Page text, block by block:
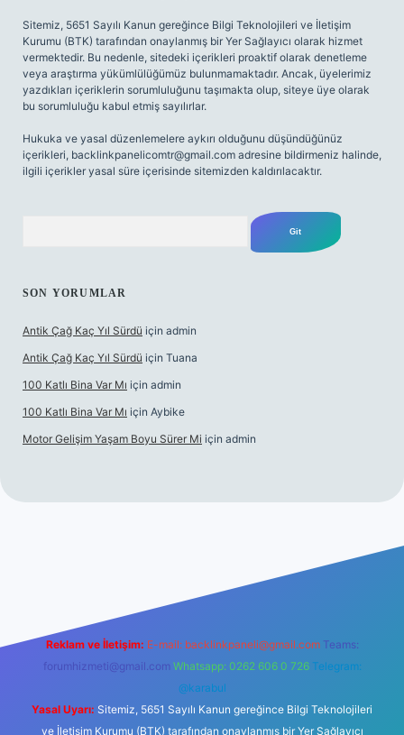
Sitemiz, 5651 Sayılı Kanun gereğince Bilgi Teknolojileri ve İletişim
Kurumu (BTK) tarafından onaylanmış bir Yer Sağlayıcı olarak hizmet
vermektedir. Bu nedenle, sitedeki içerikleri proaktif olarak denetleme
veya araştırma yükümlülüğümüz bulunmamaktadır. Ancak, üyelerimiz
yazdıkları içeriklerin sorumluluğunu taşımakta olup, siteye üye olarak
bu sorumluluğu kabul etmiş sayılırlar.
Hukuka ve yasal düzenlemelere aykırı olduğunu düşündüğünüz
içerikleri, backlinkpanelicomtr@gmail.com adresine bildirmeniz halinde,
ilgili içerikler yasal süre içerisinde sitemizden kaldırılacaktır.
SON YORUMLAR
Antik Çağ Kaç Yıl Sürdü için admin
Antik Çağ Kaç Yıl Sürdü için Tuana
100 Katlı Bina Var Mı için admin
100 Katlı Bina Var Mı için Aybike
Motor Gelişim Yaşam Boyu Sürer Mi için admin
Reklam ve İletişim: E-mail: backlinkpaneli@gmail.com Teams:
forumhizmeti@gmail.com Whatsapp: 0262 606 0 726 Telegram:
@karabul
Yasal Uyarı: Sitemiz, 5651 Sayılı Kanun gereğince Bilgi Teknolojileri
ve İletişim Kurumu (BTK) tarafından onaylanmış bir Yer Sağlayıcı